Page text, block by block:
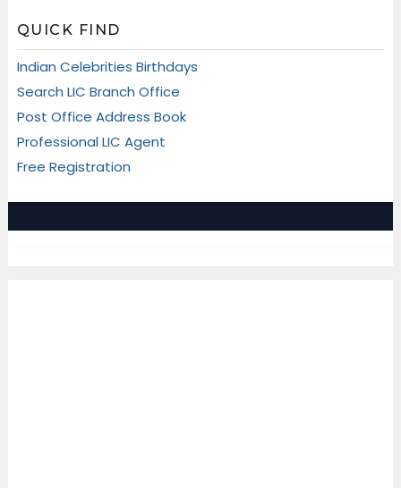
QUICK FIND
Indian Celebrities Birthdays
Search LIC Branch Office
Post Office Address Book
Professional LIC Agent
Free Registration